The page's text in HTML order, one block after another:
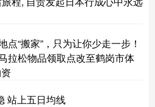
“搬家”，只为让你少走一步！
拉松物品领取点改至鹤岗市体
站上五日均线